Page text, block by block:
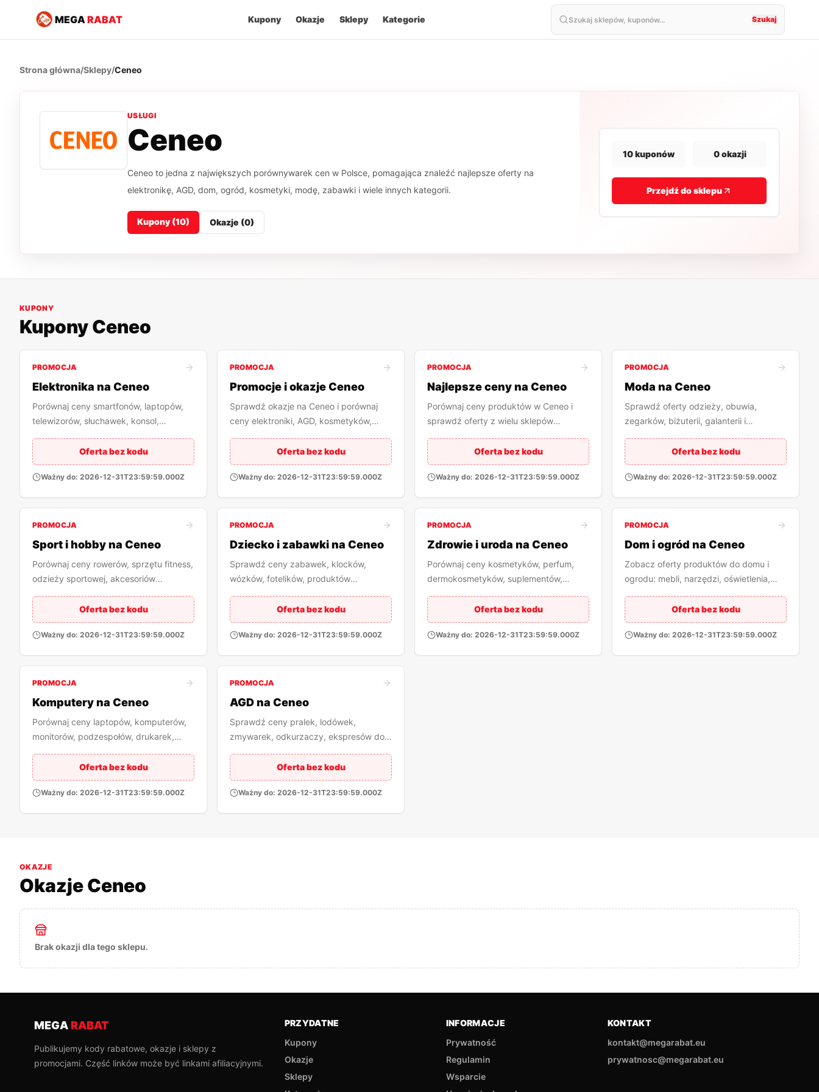
MEGARABAT Kupony Okazje Sklepy Kategorie Szukaj
Strona główna/Sklepy/Ceneo
USŁUGI
Ceneo
Ceneo to jedna z największych porównywarek cen w Polsce, pomagająca znaleźć najlepsze oferty na
elektronikę, AGD, dom, ogród, kosmetyki, modę, zabawki i wiele innych kategorii.
Kupony (10) Okazje (0)
10kuponów 0okazji
Przejdź do sklepu
KUPONY
KuponyCeneo
PROMOCJA
Elektronika na Ceneo
Porównaj ceny smartfonów, laptopów,
telewizorów, słuchawek, konsol,
Oferta bez kodu
Ważny do: 2026-12-31T23:59:59.000Z
PROMOCJA
Promocje i okazje Ceneo
Sprawdź okazje na Ceneo i porównaj
ceny elektroniki, AGD, kosmetyków,
kategorii.
Oferta bez kodu
Ważny do: 2026-12-31T23:59:59.000Z
PROMOCJA
Najlepsze ceny na Ceneo
Porównaj ceny produktów w Ceneo i
sprawdź oferty z wielu sklepów
Oferta bez kodu
Ważny do: 2026-12-31T23:59:59.000Z
PROMOCJA
Moda na Ceneo
Sprawdź oferty odzieży, obuwia,
zegarków, biżuterii, galanterii i
Oferta bez kodu
Ważny do: 2026-12-31T23:59:59.000Z
PROMOCJA
Sport i hobby na Ceneo
Porównaj ceny rowerów, sprzętu fitness,
odzieży sportowej, akcesoriów
Oferta bez kodu
Ważny do: 2026-12-31T23:59:59.000Z
PROMOCJA
Dziecko i zabawki na Ceneo
Sprawdź ceny zabawek, klocków,
wózków, fotelików, produktów
Oferta bez kodu
Ważny do: 2026-12-31T23:59:59.000Z
PROMOCJA
Zdrowie i uroda na Ceneo
Porównaj ceny kosmetyków, perfum,
dermokosmetyków, suplementów,
pielęgnacyjnych.Oferta bez kodu
Ważny do: 2026-12-31T23:59:59.000Z
PROMOCJA
Dom i ogród na Ceneo
Zobacz oferty produktów do domu i
ogrodu: mebli, narzędzi, oświetlenia,
Oferta bez kodu
Ważny do: 2026-12-31T23:59:59.000Z
PROMOCJA
Komputery na Ceneo
Porównaj ceny laptopów, komputerów,
monitorów, podzespołów, drukarek,
Oferta bez kodu
Ważny do: 2026-12-31T23:59:59.000Z
PROMOCJA
AGD na Ceneo
Sprawdź ceny pralek, lodówek,
zmywarek, odkurzaczy, ekspresów do
Oferta bez kodu
Ważny do: 2026-12-31T23:59:59.000Z
OKAZJE
OkazjeCeneo
Brak okazji dla tego sklepu.
MEGARABAT
Publikujemy kody rabatowe, okazje i sklepy z
promocjami. Część linków może być linkami afiliacyjnymi.
PRZYDATNE
Kupony
Okazje
Sklepy
INFORMACJE
Prywatność
Regulamin
Wsparcie
KONTAKT
kontakt@megarabat.eu
prywatnosc@megarabat.eu